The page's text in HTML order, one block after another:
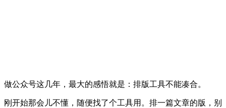
做公众号这几年，最大的感悟就是：排版工具不能凑合。
刚开始那会儿不懂，随便找了个工具用。排一篇文章的版，别